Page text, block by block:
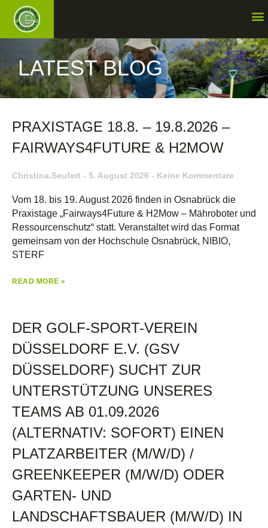
LATEST BLOG
PRAXISTAGE 18.8. – 19.8.2026 –
FAIRWAYS4FUTURE & H2MOW
Christina.seufert 5. August 2026 Keine Kommentare
Vom 18. bis 19. August 2026 finden in Osnabrück die
Praxistage „Fairways4Future & H2Mow – Mähroboter und
Ressourcenschutz“ statt. Veranstaltet wird das Format
gemeinsam von der Hochschule Osnabrück, NIBIO,
STERF
READ MORE »
DER GOLF-SPORT-VEREIN
DÜSSELDORF E.V. (GSV
DÜSSELDORF) SUCHT ZUR
UNTERSTÜTZUNG UNSERES
TEAMS AB 01.09.2026
(ALTERNATIV: SOFORT) EINEN
PLATZARBEITER (M/W/D) /
GREENKEEPER (M/W/D) ODER
GARTEN- UND
LANDSCHAFTSBAUER (M/W/D) IN